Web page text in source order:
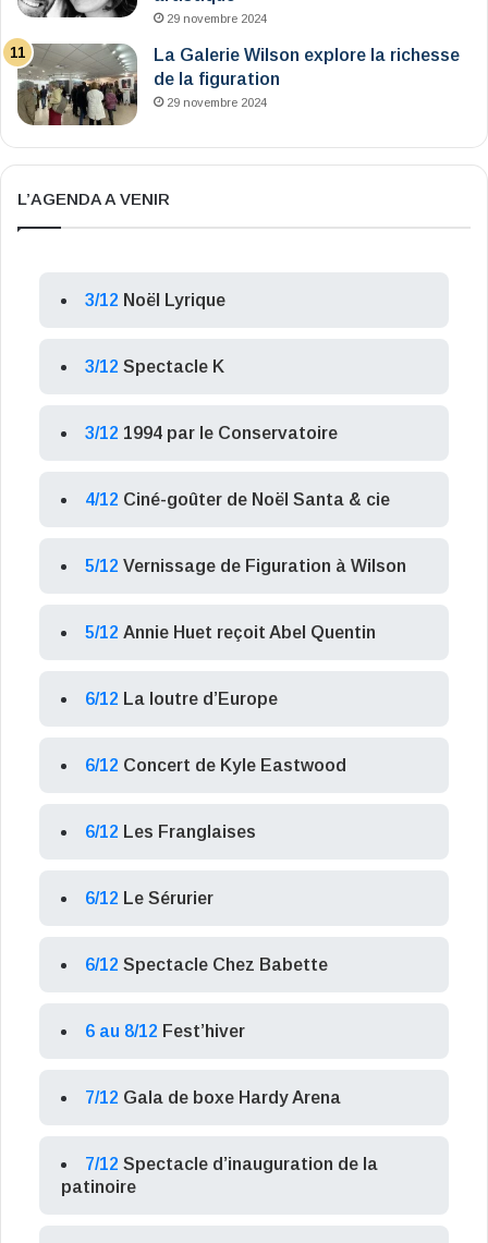
29 novembre 2024
La Galerie Wilson explore la richesse
de la figuration
29 novembre 2024
L’AGENDA A VENIR
3/12 Noël Lyrique
3/12 Spectacle K
3/12 1994 par le Conservatoire
4/12 Ciné-goûter de Noël Santa & cie
5/12 Vernissage de Figuration à Wilson
5/12 Annie Huet reçoit Abel Quentin
6/12 La loutre d’Europe
6/12 Concert de Kyle Eastwood
6/12 Les Franglaises
6/12 Le Sérurier
6/12 Spectacle Chez Babette
6 au 8/12 Fest’hiver
7/12 Gala de boxe Hardy Arena
7/12 Spectacle d’inauguration de la
patinoire